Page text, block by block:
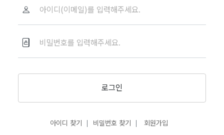
로그인
아이디 찾기 비밀번호 찾기 회원가입